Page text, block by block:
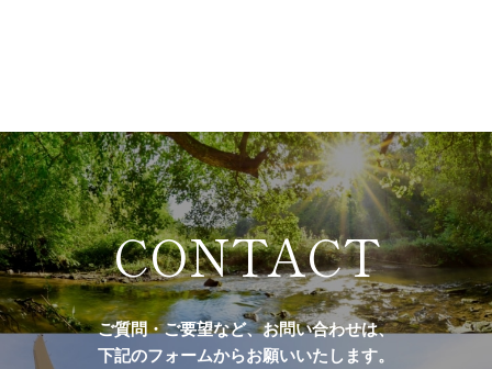
CONTACT
ご質問・ご要望など、お問い合わせは、
下記のフォームからお願いいたします。